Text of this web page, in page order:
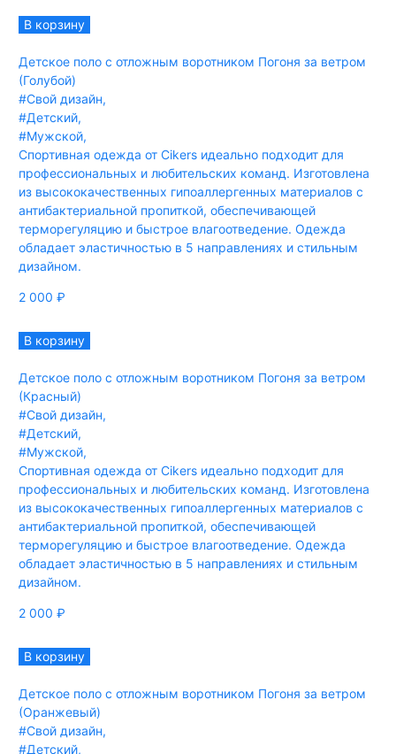
В корзину
Детское поло с отложным воротником Погоня за ветром
(Голубой)
#Свой дизайн,
#Детский,
#Мужской,
Спортивная одежда от Cikers идеально подходит для
профессиональных и любительских команд. Изготовлена
из высококачественных гипоаллергенных материалов с
антибактериальной пропиткой, обеспечивающей
терморегуляцию и быстрое влагоотведение. Одежда
обладает эластичностью в 5 направлениях и стильным
дизайном.
2 000 ₽
В корзину
Детское поло с отложным воротником Погоня за ветром
(Красный)
#Свой дизайн,
#Детский,
#Мужской,
Спортивная одежда от Cikers идеально подходит для
профессиональных и любительских команд. Изготовлена
из высококачественных гипоаллергенных материалов с
антибактериальной пропиткой, обеспечивающей
терморегуляцию и быстрое влагоотведение. Одежда
обладает эластичностью в 5 направлениях и стильным
дизайном.
2 000 ₽
В корзину
Детское поло с отложным воротником Погоня за ветром
(Оранжевый)
#Свой дизайн,
#Детский,